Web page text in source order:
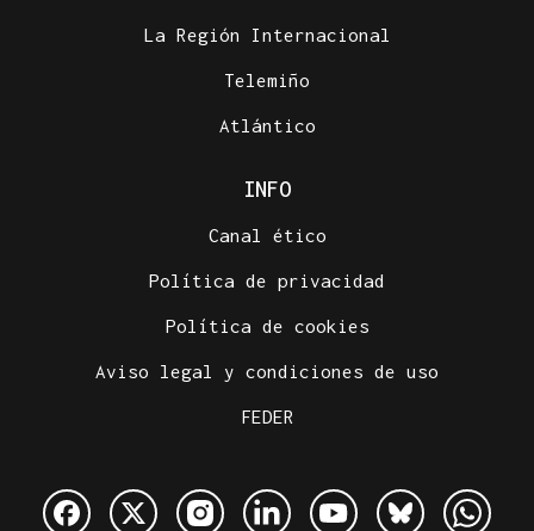
La Región Internacional
Telemiño
Atlántico
INFO
Canal ético
Política de privacidad
Política de cookies
Aviso legal y condiciones de uso
FEDER